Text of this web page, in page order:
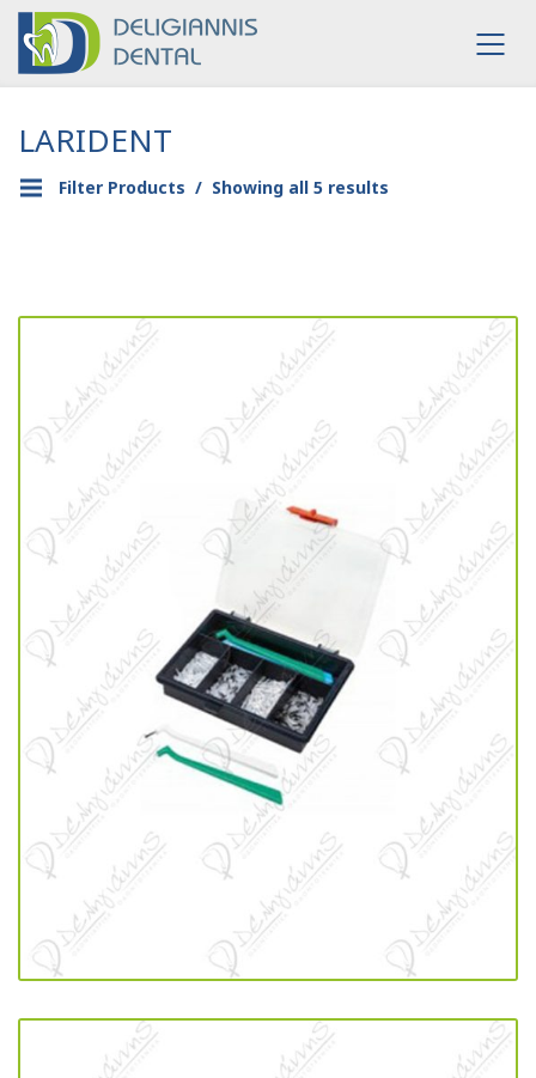
LARIDENT
Filter Products Showing all 5 results